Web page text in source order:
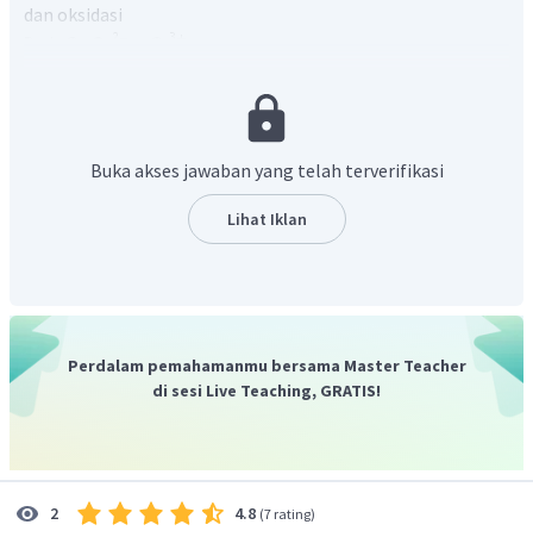
dan oksidasi
2. Menyetarakan unsur yang mengalami perubahan blloks.
3. Menyetarakan atom O dengan menambahkan
5. Menyamakan jumlah muatan kedua ruas dengan
menambahkan elektron.
Buka akses jawaban yang telah terverifikasi
Lihat Iklan
Perdalam pemahamanmu bersama Master Teacher
di sesi Live Teaching, GRATIS!
2 4.8 (7 rating)